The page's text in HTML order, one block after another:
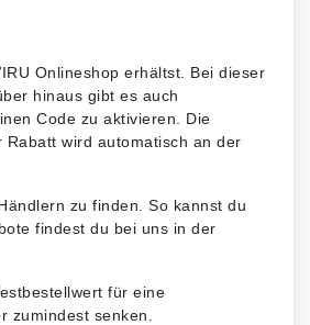
Onlineshop erhältst. Bei dieser
hinaus gibt es auch
Code zu aktivieren. Die
wird automatisch an der
zu finden. So kannst du
findest du bei uns in der
für eine
zumindest senken.